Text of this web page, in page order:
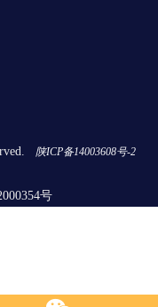
陕ICP备14003608号-2
号